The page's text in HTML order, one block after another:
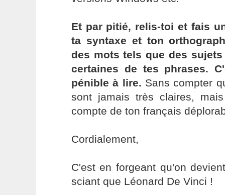
Et par pitié, relis-toi et fais
ta syntaxe et ton
des mots tels que des
certaines de tes phrases.
pénible à lire. Sans compter
sont jamais très claires,
compte de ton français
Cordialement,
C'est en forgeant qu'on
sciant que Léonard De Vinci !